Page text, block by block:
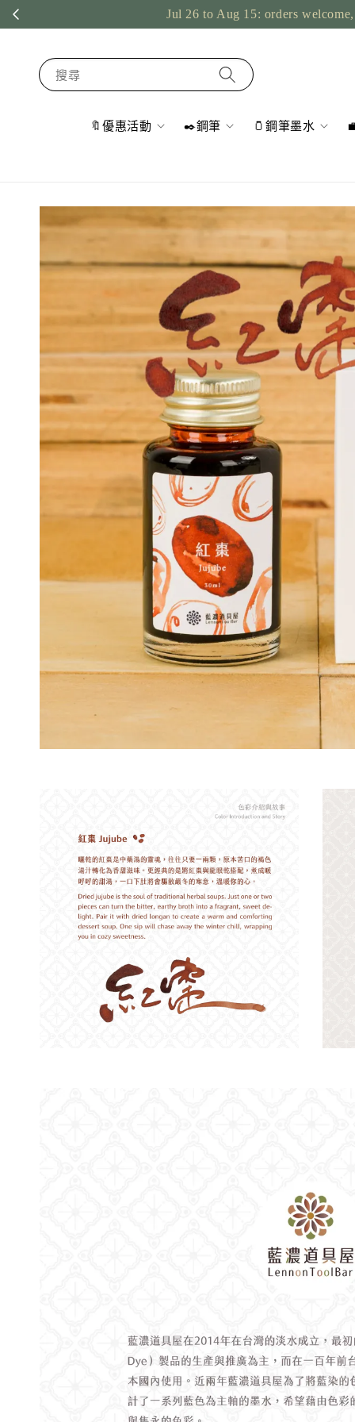
Jul 26 to Aug 15: orders
搜尋
🔖優惠活動 ✒️鋼筆 🫙鋼筆墨水